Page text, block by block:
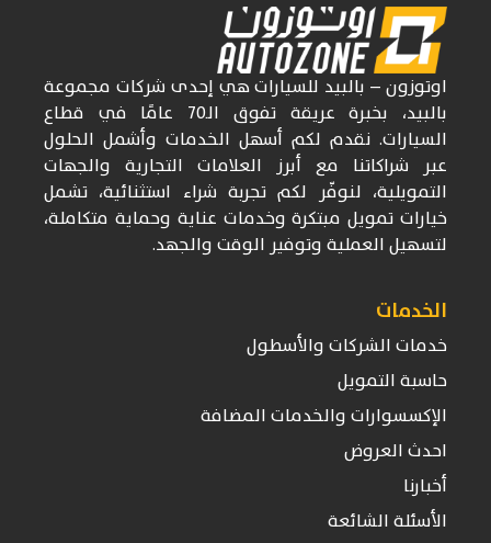
اوتوزون– بالبيد للسياراتهي إحدى شركات مجموعة
بالبيد، بخبرة عريقة تفوق الـ70
عامًا في قطاع
السيارات. نقدم لكم أسهل الخدمات وأشمل الحلول
عبر شراكاتنا مع أبرز العلامات التجارية والجهات
التمويلية، لنوفّر لكم تجربة شراء استثنائية، تشمل
خيارات تمويل مبتكرة وخدمات عناية وحماية متكاملة،
لتسهيل العملية وتوفير الوقت والجهد.
الخدمات
خدمات الشركات والأسطول
حاسبة التمويل
الإكسسوارات والخدمات المضافة
احدث العروض
أخبارنا
الأسئلة الشائعة